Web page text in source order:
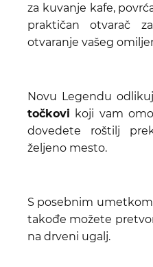
za kuvanje kafe,
praktičan otvarač
otvaranje vašeg
Novu Legendu
točkovi koji vam
dovedete roštilj
željeno mesto.
S posebnim
takođe možete
na drveni ugalj.